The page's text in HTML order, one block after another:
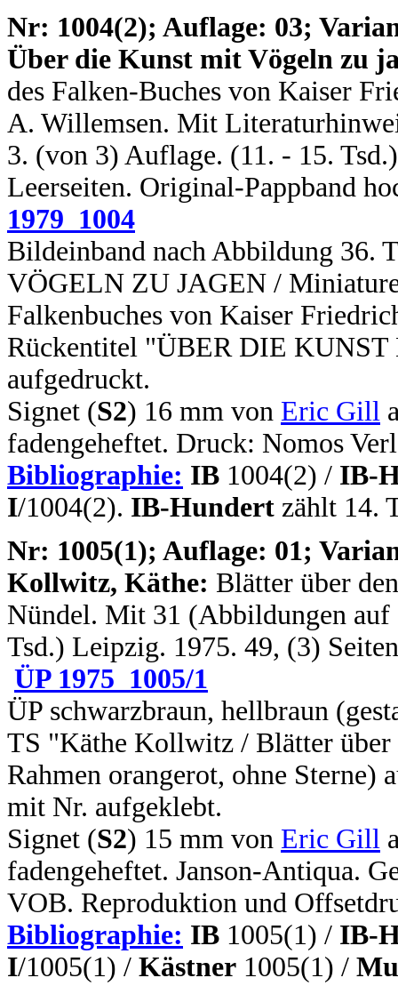
Nr: 1004(2); Auflage: 03;
Über die Kunst mit Vögeln zu
des Falken-Buches von Kaiser
A. Willemsen. Mit
3. (von 3) Auflage. (11. - 15.
Leerseiten. Original-Pappband
1979_1004
Bildeinband nach Abbildung
VÖGELN ZU JAGEN /
Falkenbuches von Kaiser
Rückentitel "ÜBER DIE
aufgedruckt.
Signet (S2) 16 mm von Eric Gill
fadengeheftet. Druck: Nomos
Bibliographie: IB 1004(2) / IB-
I/1004(2). IB-Hundert zählt 14.
Nr: 1005(1); Auflage: 01;
Kollwitz, Käthe: Blätter über
Nündel. Mit 31 (Abbildungen
Tsd.) Leipzig. 1975. 49, (3)
ÜP 1975_1005/1
ÜP schwarzbraun, hellbraun
TS "Käthe Kollwitz / Blätter
Rahmen orangerot, ohne
mit Nr. aufgeklebt.
Signet (S2) 15 mm von Eric Gill
fadengeheftet. Janson-Antiqua.
VOB. Reproduktion und
Bibliographie: IB 1005(1) / IB-
I/1005(1) / Kästner 1005(1) /